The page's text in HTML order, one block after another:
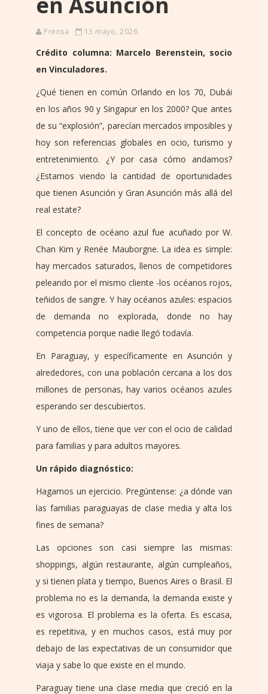
Prensa 13 mayo, 2026
Crédito columna: Marcelo Berenstein, socio
en Vinculadores.
¿Qué tienen en común Orlando en los 70, Dubái
en los años 90 y Singapur en los 2000? Que antes
de su “explosión”, parecían mercados imposibles y
hoy son referencias globales en ocio, turismo y
entretenimiento. ¿Y por casa cómo andamos?
¿Estamos viendo la cantidad de oportunidades
que tienen Asunción y Gran Asunción más allá del
real estate?
El concepto de océano azul fue acuñado por W.
Chan Kim y Renée Mauborgne. La idea es simple:
hay mercados saturados, llenos de competidores
peleando por el mismo cliente -los océanos rojos,
teñidos de sangre. Y hay océanos azules: espacios
de demanda no explorada, donde no hay
competencia porque nadie llegó todavía.
En Paraguay, y específicamente en Asunción y
alrededores, con una población cercana a los dos
millones de personas, hay varios océanos azules
esperando ser descubiertos.
Y uno de ellos, tiene que ver con el ocio de calidad
para familias y para adultos mayores.
Un rápido diagnóstico:
Hagamos un ejercicio. Pregúntense: ¿a dónde van
las familias paraguayas de clase media y alta los
fines de semana?
Las opciones son casi siempre las mismas:
shoppings, algún restaurante, algún cumpleaños,
y si tienen plata y tiempo, Buenos Aires o Brasil. El
problema no es la demanda, la demanda existe y
es vigorosa. El problema es la oferta. Es escasa,
es repetitiva, y en muchos casos, está muy por
debajo de las expectativas de un consumidor que
viaja y sabe lo que existe en el mundo.
Paraguay tiene una clase media que creció en la